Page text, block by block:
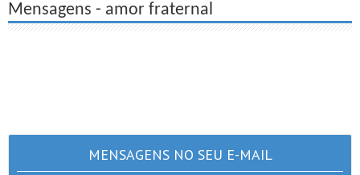
Mensagens - amor fraternal
MENSAGENS NO SEU E-MAIL